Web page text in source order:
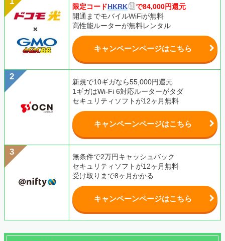
限定コードHKRK
で84,000円還元
開通までモバイルWiFiが無料
高性能ルーターが無料レンタル
キャンペーンページはこちら
新規で10ギガなら55,000円還元
1ギガはWi-Fi 6対応ルーターがタダ
セキュリティソフトが12ヶ月無料
キャンペーンページはこちら
無条件で2万円キャッシュバック
セキュリティソフトが12ヶ月無料
受け取りまで8ヶ月かかる
キャンペーンページはこちら